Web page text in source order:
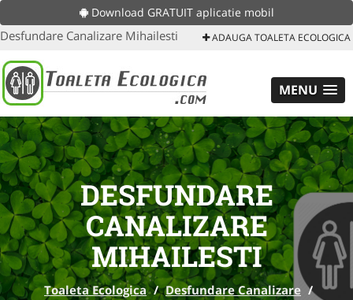
Download GRATUIT aplicatie mobil
Desfundare Canalizare Mihailesti ADAUGA TOALETA ECOLOGICA
MENU
DESFUNDARE
CANALIZARE
MIHAILESTI
Toaleta Ecologica / Desfundare Canalizare /